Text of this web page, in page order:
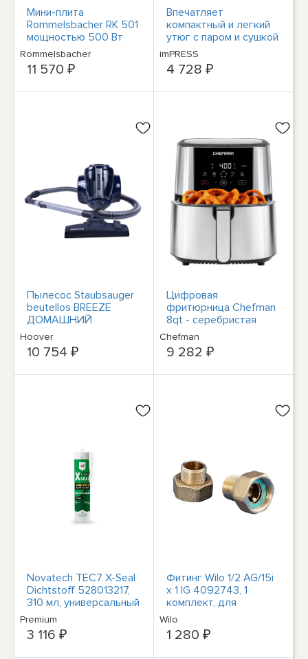
Мини-плита
Rommelsbacher RK 501
мощностью 500 Вт
edelstahl
Rommelsbacher
11 570 ₽
Впечатляет
компактный и легкий
утюг с паром и сушкой
мощностью 1200 Вт
красного цвета
imPRESS
4 728 ₽
Пылесос Staubsauger
beutellos BREEZE
ДОМАШНИЙ
универсальный
кондиционер для
дома
Hoover
10 754 ₽
Цифровая
фритюрница Chefman
8qt - серебристая
Chefman
9 282 ₽
Novatech TEC7 X-Seal
Dichtstoff 528013217,
310 мл, универсальный
бар,schwarz
Premium
3 116 ₽
Фитинг Wilo 1/2 AG/15i
x 1 IG 4092743, 1
комплект, для
циркуляционного
насоса
Wilo
1 280 ₽